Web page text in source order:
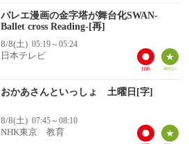
バレエ漫画の金字塔が舞台化SWAN-
Ballet cross Reading-[再]
8/8(土) 05:19～05:24
日本テレビ
おかあさんといっしょ 土曜日[字]
8/8(土) 07:45～08:10
NHK東京 教育